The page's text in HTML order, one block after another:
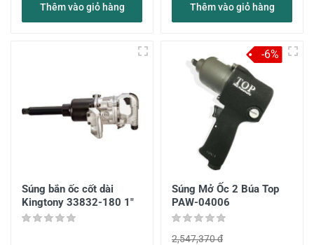
Thêm vào giỏ hàng Thêm vào giỏ hàng
Súng bắn ốc cốt dài
Kingtony 33832-180 1"
Súng Mở Ốc 2 Búa Top
PAW-04006
2,547,370 đ
-6%